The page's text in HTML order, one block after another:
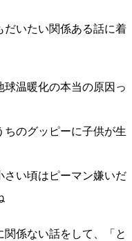
だいたい関係ある話に着
球温暖化の本当の原因っ
ちのグッピーに子供が生
さい頃はピーマン嫌いだ
係ない話をして、「と